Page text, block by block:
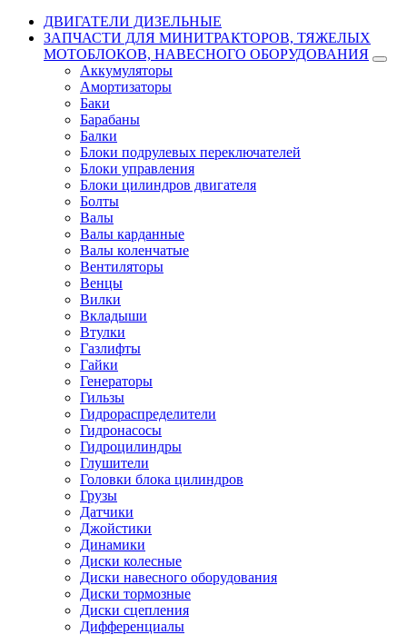
ДВИГАТЕЛИ ДИЗЕЛЬНЫЕ
ЗАПЧАСТИ ДЛЯ МИНИТРАКТОРОВ, ТЯЖЕЛЫХ
МОТОБЛОКОВ, НАВЕСНОГО ОБОРУДОВАНИЯ
Аккумуляторы
Амортизаторы
Баки
Барабаны
Балки
Блоки подрулевых переключателей
Блоки управления
Блоки цилиндров двигателя
Болты
Валы
Валы карданные
Валы коленчатые
Вентиляторы
Венцы
Вилки
Вкладыши
Втулки
Газлифты
Гайки
Генераторы
Гильзы
Гидрораспределители
Гидронасосы
Гидроцилиндры
Глушители
Головки блока цилиндров
Грузы
Датчики
Джойстики
Динамики
Диски колесные
Диски навесного оборудования
Диски тормозные
Диски сцепления
Дифференциалы